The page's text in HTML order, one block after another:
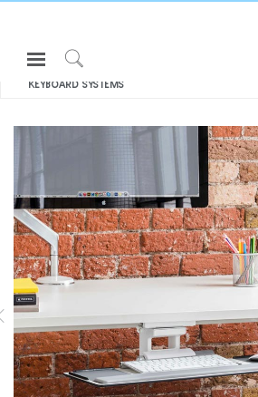
Open
Navigation
Menuto
제품
리소스
회사 소개
고객센터
Partners
고객지원
쇼룸
KEYBOARD SYSTEMS
모두 보기 키보드 시스템
KEYBOARD SYSTEMS